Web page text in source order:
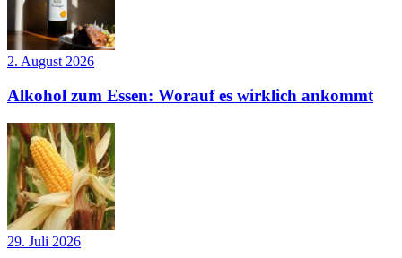
2. August 2026
Alkohol zum Essen: Worauf es wirklich ankommt
29. Juli 2026